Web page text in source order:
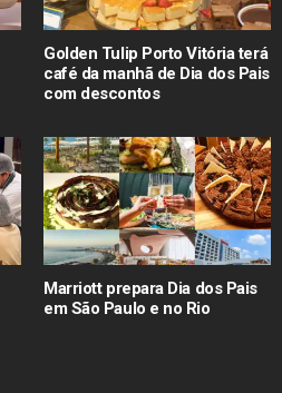
Golden Tulip Porto Vitória terá
café da manhã de Dia dos Pais
com descontos
Marriott prepara Dia dos Pais
em São Paulo e no Rio